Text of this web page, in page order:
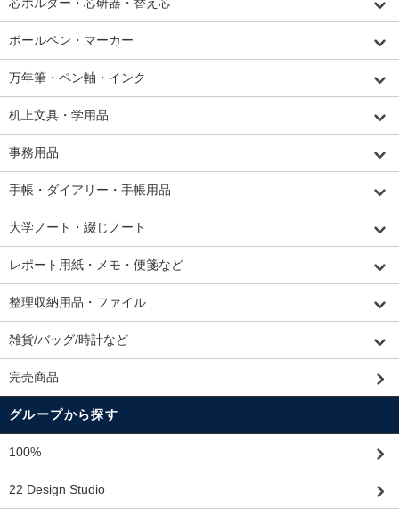
ボールペン・マーカー
万年筆・ペン軸・インク
机上文具・学用品
事務用品
手帳・ダイアリー・手帳用品
大学ノート・綴じノート
レポート用紙・メモ・便箋など
整理収納用品・ファイル
雑貨/バッグ/時計など
完売商品
グループから探す
100%
22 Design Studio